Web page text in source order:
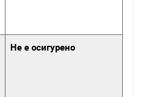
Не е осигурено